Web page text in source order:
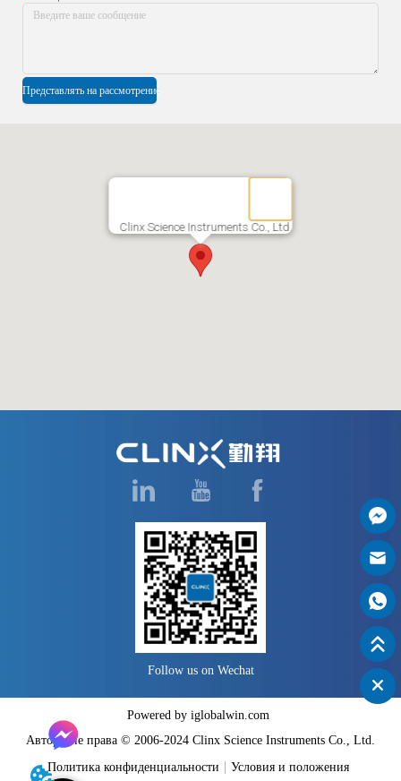
Представлять на рассмотрение
Clinx Science Instruments Co., Ltd.
Follow us on Wechat
Powered by iglobalwin.com
Авторские права © 2006-2024 Clinx Science Instruments Co., Ltd.
Политика конфиденциальности
Условия и положения